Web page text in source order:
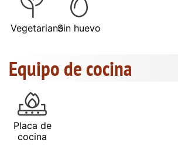
VegetarianoSin huevo
Equipo de cocina
Placa de
cocina